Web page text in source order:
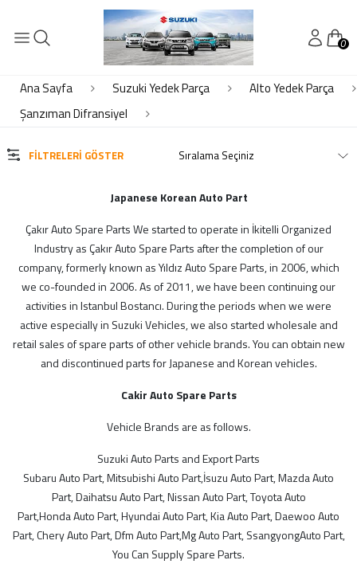
0
KATEGORİLER
Kaporta
Motor Piston Krank Silindir Kapak
Süspansiyon Ön Arka
MARKALAR
ithal
suzuki
MODELLER
İthal Ürünlerimiz
Alman
Malezya
Japon
Ana Sayfa Suzuki Yedek Parça
Alto Yedek Parça
Şanzıman Difransiyel
FILTRELERI GÖSTER
Japanese Korean Auto Part
Çakır Auto Spare Parts We started to operate in İkitelli Organized
Industry as Çakır Auto Spare Parts after the completion of our
company, formerly known as Yıldız Auto Spare Parts, in 2006, which
we co-founded in 2006. As of 2011, we have been continuing our
activities in Istanbul Bostancı. During the periods when we were
active especially in Suzuki Vehicles, we also started wholesale and
retail sales of spare parts of other vehicle brands. You can obtain new
and discontinued parts for Japanese and Korean vehicles.
Cakir Auto Spare Parts
Vehicle Brands are as follows.
Suzuki Auto Parts and Export Parts
Subaru Auto Part, Mitsubishi Auto Part,İsuzu Auto Part, Mazda Auto
Part, Daihatsu Auto Part, Nissan Auto Part, Toyota Auto
Part,Honda Auto Part, Hyundai Auto Part, Kia Auto Part, Daewoo Auto
Part, Chery Auto Part, Dfm Auto Part,Mg Auto Part, SsangyongAuto Part,
You Can Supply Spare Parts.